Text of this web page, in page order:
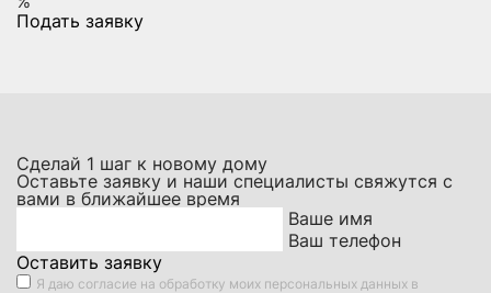
Подать заявку
Сделай 1 шаг к новому дому
Оставьте заявку и наши специалисты свяжутся с
вами в ближайшее время
Ваше имя
Ваш телефон
Оставить заявку
Я даю согласие на обработку моих персональных данных в